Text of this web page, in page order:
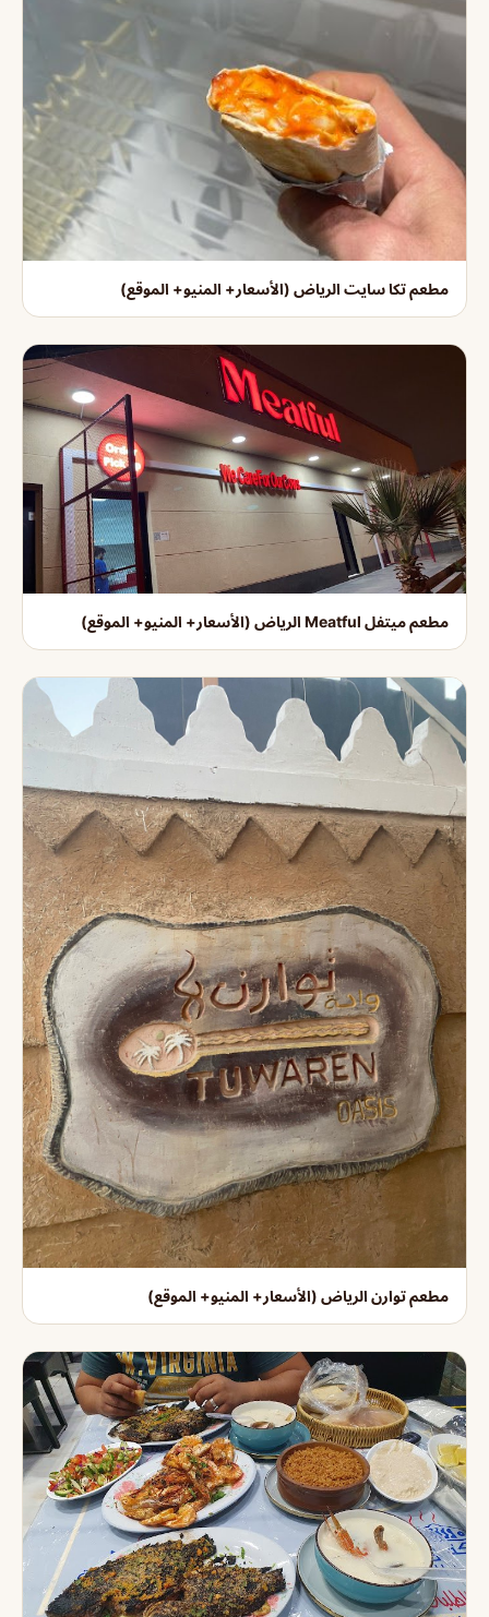
مطعم تكا سايت الرياض (الأسعار+ المنيو+ الموقع)
مطعم ميتفل Meatful الرياض (الأسعار+ المنيو+ الموقع)
مطعم توارن الرياض (الأسعار+ المنيو+ الموقع)